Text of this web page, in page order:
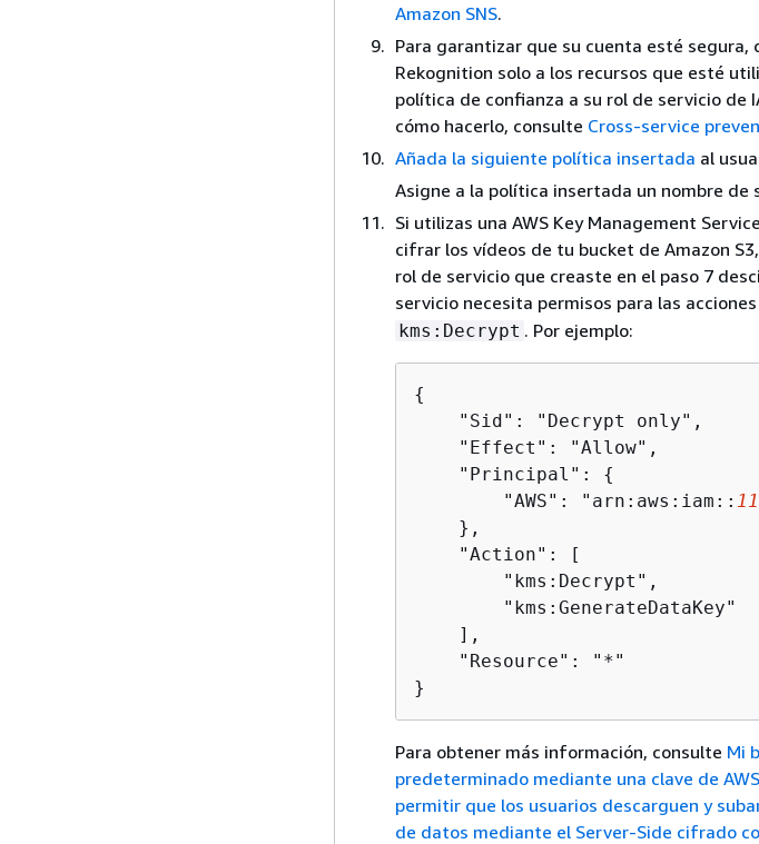
Amazon SNS.
Para garantizar que su cuenta esté
Rekognition solo a los recursos que esté
política de confianza a su rol de servicio de
cómo hacerlo, consulte Cross-service
Añada la siguiente política insertada al
Asigne a la política insertada un nombre de
Si utilizas una AWS Key Management
cifrar los vídeos de tu bucket de Amazon S3,
rol de servicio que creaste en el paso 7
servicio necesita permisos para las acciones
kms:Decrypt . Por ejemplo:
{
    "Sid": "Decrypt only",
    "Effect": "Allow",
    "Principal":
{
        "AWS": "arn:aws:iam::
    },
    "Action": [
        "kms:Decrypt",
        "kms:GenerateDataKey"
    ],
    "Resource": "*"
}
Para obtener más información, consulte Mi
predeterminado mediante una clave de
permitir que los usuarios descarguen y
de datos mediante el Server-Side cifrado